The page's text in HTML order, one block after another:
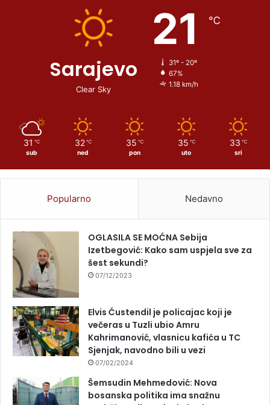
Sarajevo
Clear Sky
21 ℃
31º - 20º
67%
1.18 km/h
31 ℃
sub
32 ℃
ned
35 ℃
pon
35 ℃
uto
33 ℃
sri
Popularno Nedavno
OGLASILA SE MOĆNA Sebija
Izetbegović: Kako sam uspjela sve za
šest sekundi?
07/12/2023
Elvis Ćustendil je policajac koji je
večeras u Tuzli ubio Amru
Kahrimanović, vlasnicu kafića u TC
Sjenjak, navodno bili u vezi
07/02/2024
Šemsudin Mehmedović: Nova
bosanska politika ima snažnu